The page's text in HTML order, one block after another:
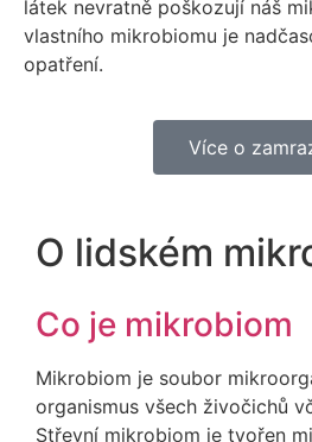
látek nevratně poškozují náš
vlastního mikrobiomu je
opatření.
Více o
O lidském
Co je mikrobiom
Mikrobiom je soubor
organismus všech živočichů
Střevní mikrobiom je tvořen